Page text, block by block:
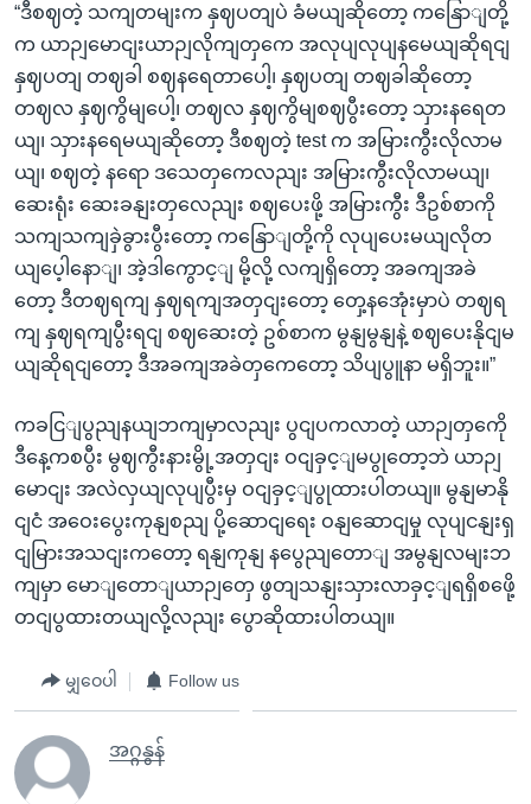
“ဒီစဈတဲ့ သကျတမျးက နှဈပတျပဲ ခံမယျဆိုတော့ ကနြောျတို့
က ယာဉျမောငျးယာဉျလိုကျတှကေ အလုပျလုပျနမေယျဆိုရငျ
နှဈပတျ တဈခါ စဈနရေတာပေါ့၊ နှဈပတျ တဈခါဆိုတော့
တဈလ နှဈကွိမျပေါ့၊ တဈလ နှဈကွိမျစဈပွီးတော့ သှားနရေတ
ယျ၊ သှားနရေမယျဆိုတော့ ဒီစဈတဲ့ test က အမြားကွီးလိုလာမ
ယျ၊ စဈတဲ့ နရော ဒသေတှကေလညျး အမြားကွီးလိုလာမယျ၊
ဆေးရုံး ဆေးခနျးတှလေညျး စဈပေးဖို့ အမြားကွီး ဒီဥစ်စာကို
သကျသကျခှဲခွားပွီးတော့ ကနြောျတို့ကို လုပျပေးမယျလိုတ
ယျပေ့ါနောျ၊ အဲ့ဒါကွောင့ျ မို့လို့ လကျရှိတော့ အခကျအခဲ
တော့ ဒီတဈရကျ နှဈရကျအတှငျးတော့ တှေ့နအေုံးမှာပဲ တဈရ
ကျ နှဈရကျပွီးရငျ စဈဆေးတဲ့ ဥစ်စာက မွနျမွနျနဲ့ စဈပေးနိုငျမ
ယျဆိုရငျတော့ ဒီအခကျအခဲတှကေတော့ သိပျပွူနာ မရှိဘူး။”
ကခငြျပွညျနယျဘကျမှာလညျး ပွငျပကလာတဲ့ ယာဉျတှကေို
ဒီနေ့ကစပွီး မွဈကွီးနားမွို့အတှငျး ဝငျခှင့ျမပွုတော့ဘဲ ယာဉျ
မောငျး အလဲလှယျလုပျပွီးမှ ဝငျခှင့ျပွုထားပါတယျ။ မွနျမာနို
ငျငံ အဝေးပွေးကုနျစညျ ပို့ဆောငျရေး ဝနျဆောငျမှု လုပျငနျးရှ
ငျမြားအသငျးကတော့ ရနျကုနျ နပွေညျတောျ အမွနျလမျးဘ
ကျမှာ မောျတောျယာဉျတှေ ဖွတျသနျးသှားလာခှင့ျရရှိစဖေို့
တငျပွထားတယျလို့လညျး ပွောဆိုထားပါတယျ။
မျှဝေပါ Follow us
အဂ္ဂနွန်